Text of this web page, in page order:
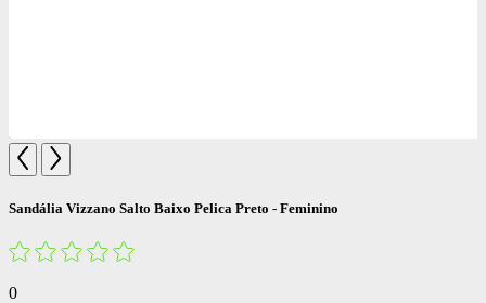
Sandália Vizzano Salto Baixo Pelica Preto - Feminino
0